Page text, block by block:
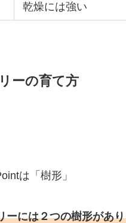
乾燥には強い
ーの育て方
は「樹形」
ーには２つの樹形があ